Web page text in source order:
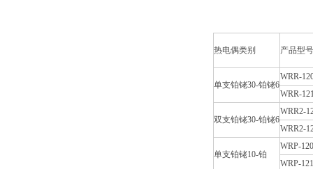
热电偶类别 产品型号
单支铂铑30-铂铑6
WRR-
WRR-
双支铂铑30-铂铑6
WRR2-
WRR2-
单支铂铑10-铂
WRP-
WRP-